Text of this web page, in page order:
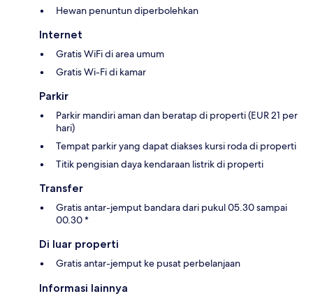
Hewan penuntun diperbolehkan
Internet
Gratis WiFi di area umum
Gratis Wi-Fi di kamar
Parkir
Parkir mandiri aman dan beratap di properti (EUR 21 per
hari)
Tempat parkir yang dapat diakses kursi roda di properti
Titik pengisian daya kendaraan listrik di properti
Transfer
Gratis antar-jemput bandara dari pukul 05.30 sampai
00.30 *
Di luar properti
Gratis antar-jemput ke pusat perbelanjaan
Informasi lainnya